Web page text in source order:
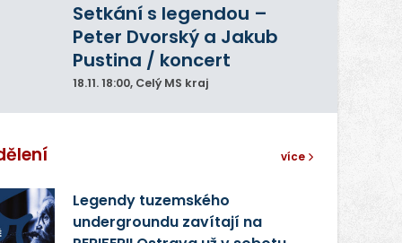
Setkání s legendou –
Peter Dvorský a Jakub
Pustina / koncert
18.11. 18:00, Celý MS kraj
více
Legendy tuzemského
undergroundu zavítají na